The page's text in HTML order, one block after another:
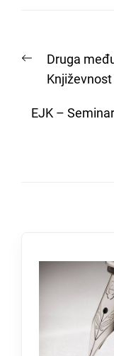
Previous
post:
Druga
EJK –